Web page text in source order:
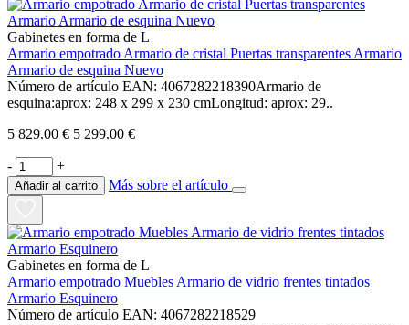
Gabinetes en forma de L
Armario empotrado Armario de cristal Puertas transparentes Armario
Armario de esquina Nuevo
Número de artículo EAN: 4067282218390Armario de
esquina:aprox: 248 x 299 x 230 cmLongitud: aprox: 29..
5 829.00 € 5 299.00 €
- +
Añadir al carrito Más sobre el artículo
Gabinetes en forma de L
Armario empotrado Muebles Armario de vidrio frentes tintados
Armario Esquinero
Número de artículo EAN: 4067282218529